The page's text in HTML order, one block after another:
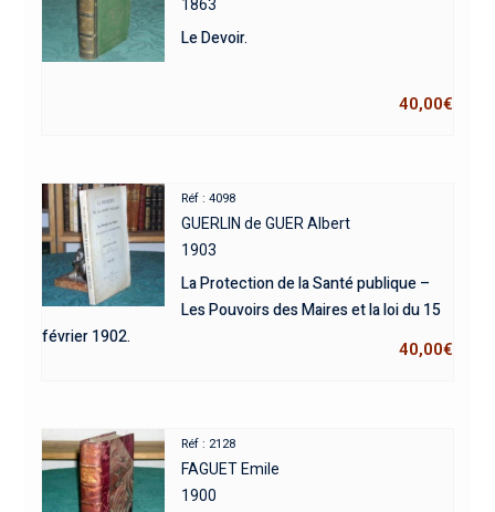
1863
Le Devoir.
40,00€
Réf : 4098
GUERLIN de GUER Albert
1903
La Protection de la Santé publique –
Les Pouvoirs des Maires et la loi du 15
février 1902.
40,00€
Réf : 2128
FAGUET Emile
1900